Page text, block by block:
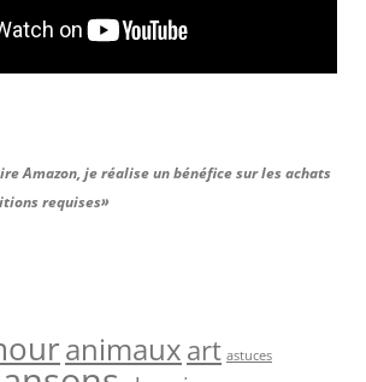
Amazon, je réalise un bénéfice sur les achats
requises»
animaux art astuces